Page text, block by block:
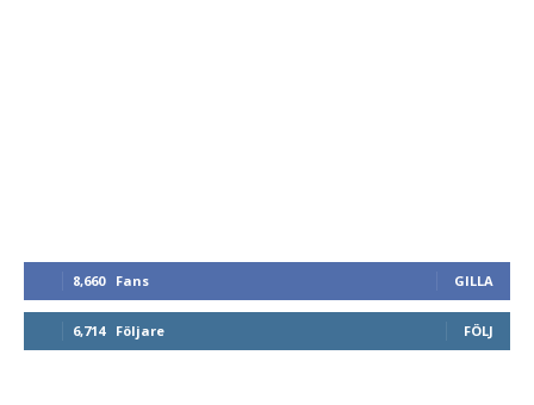
8,660 Fans GILLA
6,714 Följare FÖLJ